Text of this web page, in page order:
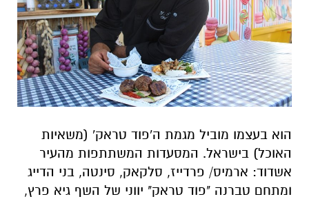
הוא בעצמו מוביל מגמת ה'פוד טראק' (משאיות
האוכל) בישראל. המסעדות המשתתפות מהעיר
אשדוד: ארמיס/ פרדייז, סלקאק, סינטה, בני הדייג
ומתחם טברנה "פוד טראק" יווני של השף גיא פרץ,